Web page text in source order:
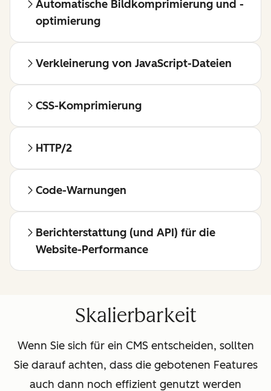
Automatische Bildkomprimierung und -
optimierung
Verkleinerung von JavaScript-Dateien
CSS-Komprimierung
HTTP/2
Code-Warnungen
Berichterstattung (und API) für die
Website-Performance
Skalierbarkeit
Wenn Sie sich für ein CMS entscheiden, sollten
Sie darauf achten, dass die gebotenen Features
auch dann noch effizient genutzt werden